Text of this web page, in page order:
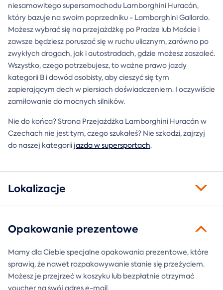
niesamowitego supersamochodu Lamborghini Huracán,
który bazuje na swoim poprzedniku - Lamborghini Gallardo.
Możesz wybrać się na przejażdżkę po Pradze lub Moście i
zawsze będziesz poruszać się w ruchu ulicznym, zarówno po
zwykłych drogach, jak i autostradach, gdzie możesz zaszaleć.
Wszystko, czego potrzebujesz, to ważne prawo jazdy
kategorii B i dowód osobisty, aby cieszyć się tym
zapierającym dech w piersiach doświadczeniem. I oczywiście
zamiłowanie do mocnych silników.
Nie do końca? Strona Przejażdżka Lamborghini Huracán w
Czechach nie jest tym, czego szukałeś? Nie szkodzi, zajrzyj
do naszej kategorii jazda w supersportach.
Lokalizacje
Opakowanie prezentowe
Mamy dla Ciebie specjalne opakowania prezentowe, które
sprawią, że nawet rozpakowywanie stanie się przeżyciem.
Możesz je przejrzeć w koszyku lub bezpłatnie otrzymać
voucher na swój adres e-mail.